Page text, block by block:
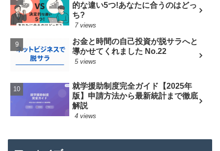
的な違い5つ!あなたに合うのはどっ
ち?
7 views
お金と時間の自己投資が脱サラへと
導かせてくれました No.22
5 views
就学援助制度完全ガイド【2025年
版】申請方法から最新統計まで徹底
解説
4 views